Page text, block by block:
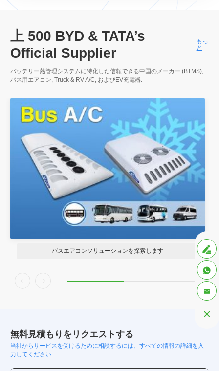
上 500 BYD & TATA’s
Official Supplier
もっ
と
バッテリー熱管理システムに特化した信頼できる中国のメーカー (BTMS),
バス用エアコン, Truck & RV A/C, およびEV充電器.
バスエアコンソリューションを探索します 



無料見積もりをリクエストする
当社からサービスを受けるために相談するには、すべての情報の詳細を入
力してください.